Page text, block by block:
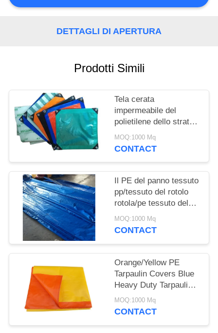
POLICY
DETTAGLI DI APERTURA
Prodotti Simili
Tela cerata
impermeabile del
polietilene dello strato
della tela cerata del PE
della laminazione del
MOQ:1000 Mq
CONTACT
Il PE del panno tessuto
pp/tessuto del rotolo
rotola/pe tessuto del
PE (tela cerata del pe)
MOQ:1000 Mq
CONTACT
Orange/Yellow PE
Tarpaulin Covers Blue
Heavy Duty Tarpaulins
Waterproof Ground
Sheet Cover
MOQ:1000 Mq
CONTACT